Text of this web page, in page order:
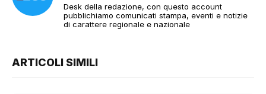
Desk della redazione, con questo account
pubblichiamo comunicati stampa, eventi e notizie
di carattere regionale e nazionale
ARTICOLI SIMILI